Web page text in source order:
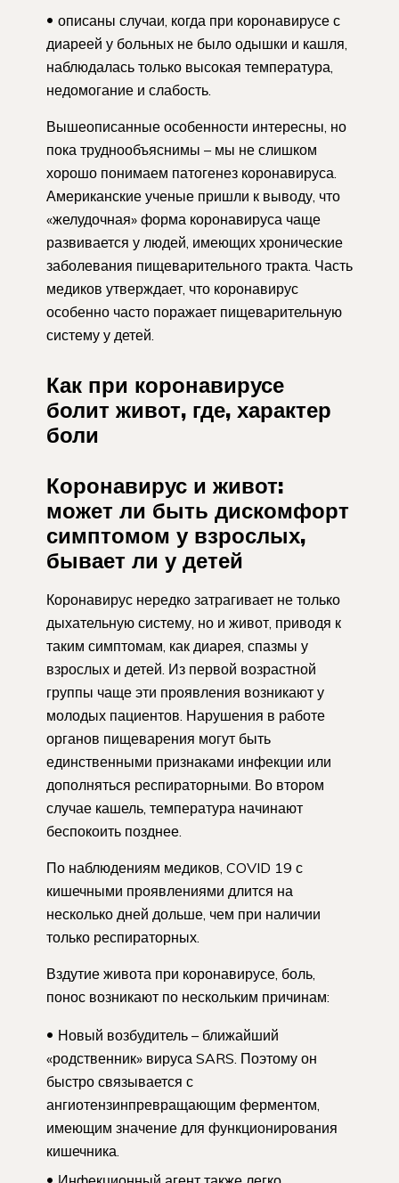
описаны случаи, когда при коронавирусе с
диареей у больных не было одышки и кашля,
наблюдалась только высокая температура,
недомогание и слабость.
Вышеописанные особенности интересны, но
пока труднообъяснимы – мы не слишком
хорошо понимаем патогенез коронавируса.
Американские ученые пришли к выводу, что
«желудочная» форма коронавируса чаще
развивается у людей, имеющих хронические
заболевания пищеварительного тракта. Часть
медиков утверждает, что коронавирус
особенно часто поражает пищеварительную
систему у детей.
Как при коронавирусе
болит живот, где, характер
боли
Коронавирус и живот:
может ли быть дискомфорт
симптомом у взрослых,
бывает ли у детей
Коронавирус нередко затрагивает не только
дыхательную систему, но и живот, приводя к
таким симптомам, как диарея, спазмы у
взрослых и детей. Из первой возрастной
группы чаще эти проявления возникают у
молодых пациентов. Нарушения в работе
органов пищеварения могут быть
единственными признаками инфекции или
дополняться респираторными. Во втором
случае кашель, температура начинают
беспокоить позднее.
По наблюдениям медиков, COVID 19 с
кишечными проявлениями длится на
несколько дней дольше, чем при наличии
только респираторных.
Вздутие живота при коронавирусе, боль,
понос возникают по нескольким причинам:
Новый возбудитель – ближайший
«родственник» вируса SARS. Поэтому он
быстро связывается с
ангиотензинпревращающим ферментом,
имеющим значение для функционирования
кишечника.